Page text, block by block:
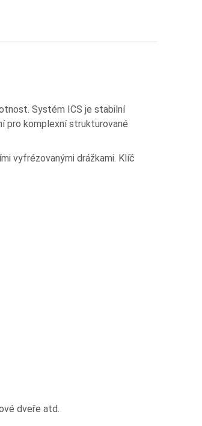
Systém ICS je stabilní
pro komplexní strukturované
vyfrézovanými drážkami. Klíč
dveře atd.